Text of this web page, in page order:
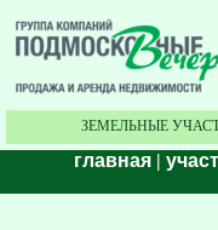
ЗЕМЕЛЬНЫЕ
главная |